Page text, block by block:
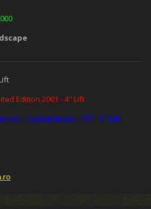
Edition 2001 - 4" Lift
- Custom Made 1997 - 6" Lift